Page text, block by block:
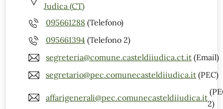
Judica (CT)
095661288 (Telefono)
095661394 (Telefono 2)
segreteria@comune.casteldiiudica.ct.it (Email)
segretario@pec.comunecasteldiiudica.it (PEC)
affarigenerali@pec.comunecasteldiiudica.it
2)